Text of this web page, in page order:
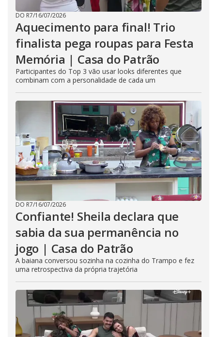
DO R7/16/07/2026
Aquecimento para final! Trio
finalista pega roupas para Festa
Memória | Casa do Patrão
Participantes do Top 3 vão usar looks diferentes que
combinam com a personalidade de cada um
DO R7/16/07/2026
Confiante! Sheila declara que
sabia da sua permanência no
jogo | Casa do Patrão
A baiana conversou sozinha na cozinha do Trampo e fez
uma retrospectiva da própria trajetória